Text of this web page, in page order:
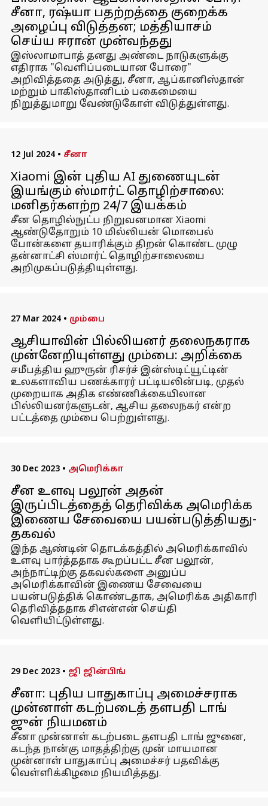
சீனா, ரஷ்யா பதற்றத்தை குறைக்க
அழைப்பு விடுத்தன; மத்தியாசம்
செய்ய ஈரான் முன்வந்தது
இஸ்லாமாபாத் தனது அண்டை நாடுகளுக்கு
எதிராக "வெளிப்படையான போரை"
அறிவித்ததை அடுத்து, சீனா, ஆப்கானிஸ்தான்
மற்றும் பாகிஸ்தானிடம் பகைமையை
நிறுத்துமாறு வேண்டுகோள் விடுத்துள்ளது.
12 Jul 2024 • சீனா
Xiaomi இன் புதிய AI துணையுடன்
இயங்கும் ஸ்மார்ட் தொழிற்சாலை:
மனிதர்களற்ற 24/7 இயக்கம்
சீன தொழில்நுட்ப நிறுவனமான Xiaomi
ஆண்டுதோறும் 10 மில்லியன் மொபைல்
போன்களை தயாரிக்கும் திறன் கொண்ட முழு
தன்னாட்சி ஸ்மார்ட் தொழிற்சாலையை
அறிமுகப்படுத்தியுள்ளது.
27 Mar 2024 • மும்பை
ஆசியாவின் பில்லியனர் தலைநகராக
முன்னேறியுள்ளது மும்பை: அறிக்கை
சமீபத்திய ஹுருன் ரிசர்ச் இன்ஸ்டிட்யூட்டின்
உலகளாவிய பணக்காரர் பட்டியலின்படி, முதல்
முறையாக அதிக எண்ணிக்கையிலான
பில்லியனர்களுடன், ஆசிய தலைநகர் என்ற
பட்டத்தை மும்பை பெற்றுள்ளது.
30 Dec 2023 • அமெரிக்கா
சீன உளவு பலூன் அதன்
இருப்பிடத்தைத் தெரிவிக்க அமெரிக்க
இணைய சேவையை பயன்படுத்தியது-
தகவல்
இந்த ஆண்டின் தொடக்கத்தில் அமெரிக்காவில்
உளவு பார்த்ததாக கூறப்பட்ட சீன பலூன்,
அந்நாட்டிற்கு தகவல்களை அனுப்ப
அமெரிக்காவின் இணைய சேவையை
பயன்படுத்திக் கொண்டதாக, அமெரிக்க அதிகாரி
தெரிவித்ததாக சிஎன்என் செய்தி
வெளியிட்டுள்ளது.
29 Dec 2023 • ஜி ஜின்பிங்
சீனா: புதிய பாதுகாப்பு அமைச்சராக
முன்னாள் கடற்படைத் தளபதி டாங்
ஜுன் நியமனம்
சீனா முன்னாள் கடற்படை தளபதி டாங் ஜுனை,
கடந்த நான்கு மாதத்திற்கு முன் மாயமான
முன்னாள் பாதுகாப்பு அமைச்சர் பதவிக்கு
வெள்ளிக்கிழமை நியமித்தது.